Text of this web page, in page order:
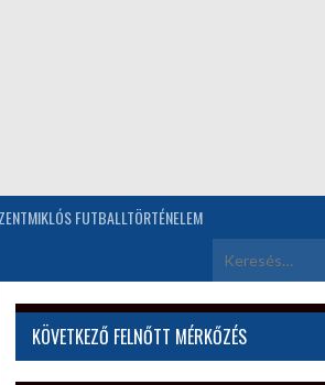
FUTBALLTÖRTÉNELEM
KÖVETKEZŐ FELNŐTT MÉRKŐZÉS